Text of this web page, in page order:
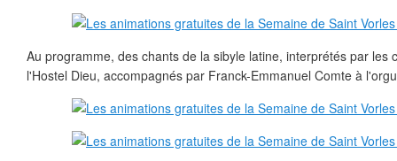
Au programme, des chants de la sibyle latine, interprétés par les
l'Hostel Dieu, accompagnés par Franck-Emmanuel Comte à